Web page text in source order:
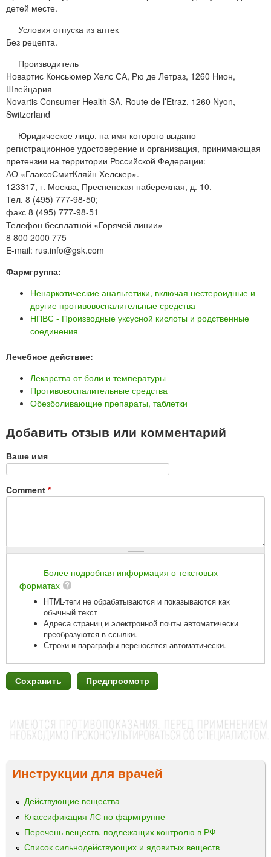
детей месте.
Условия отпуска из аптек
Без рецепта.
Производитель
Новартис Консьюмер Хелс СА, Рю де Летраз, 1260 Нион,
Швейцария
Novartis Consumer Health SA, Route de l’Etraz, 1260 Nyon,
Switzerland
Юридическое лицо, на имя которого выдано
регистрационное удостоверение и организация, принимающая
претензии на территории Российской Федерации:
АО «ГлаксоСмитКляйн Хелскер».
123317, г. Москва, Пресненская набережная, д. 10.
Тел. 8 (495) 777-98-50;
факс 8 (495) 777-98-51
Телефон бесплатной «Горячей линии»
8 800 2000 775
E-mail: rus.info@gsk.com
Фармгруппа:
Ненаркотические анальгетики, включая нестероидные и
другие противовоспалительные средства
НПВС - Производные уксусной кислоты и родственные
соединения
Лечебное действие:
Лекарства от боли и температуры
Противовоспалительные средства
Обезболивающие препараты, таблетки
Добавить отзыв или комментарий
Ваше имя
Comment *
Более подробная информация о текстовых
форматах
HTML-теги не обрабатываются и показываются как
обычный текст
Адреса страниц и электронной почты автоматически
преобразуются в ссылки.
Строки и параграфы переносятся автоматически.
Инструкции для врачей
Действующие вещества
Классификация ЛС по фармгруппе
Перечень веществ, подлежащих контролю в РФ
Список сильнодействующих и ядовитых веществ